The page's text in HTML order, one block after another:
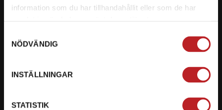
information som du har tillhandahållit eller som de har
NÖDVÄNDIG
INSTÄLLNINGAR
STATISTIK
Org. nummer: 5566689278